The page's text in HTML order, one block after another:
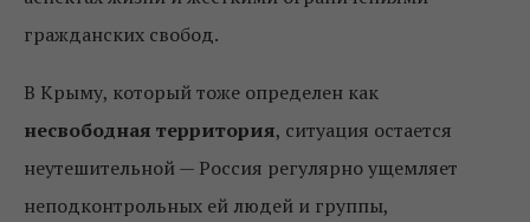
гражданских свобод.
В Крыму, который тоже определен как
несвободная территория, ситуация остается
неутешительной — Россия регулярно ущемляет
неподконтрольных ей людей и группы,